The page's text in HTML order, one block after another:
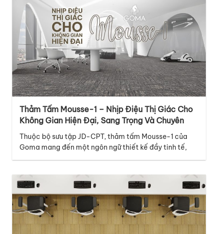
Thảm Tấm Mousse-1 – Nhịp Điệu Thị Giác Cho
Không Gian Hiện Đại, Sang Trọng Và Chuyên
Nghiệp
Thuộc bộ sưu tập JD-CPT, thảm tấm Mousse-1 của
Goma mang đến một ngôn ngữ thiết kế đầy tinh tế,
hiện đại và giàu cảm xúc, phù hợp với nhiều không
Mousse-1 nằm ở thiết kế graphic với những đường vân
dọc đan xen…